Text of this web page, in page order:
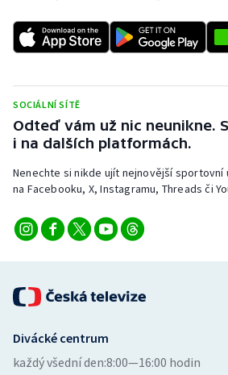
SOCIÁLNÍ SÍTĚ
Odteď vám už nic neunikne.
i na dalších platformách.
Nenechte si nikde ujít nejnovější sportovní
na Facebooku, X, Instagramu, Threads či
Divácké centrum
každý všední den:8:00—16:00 hodin